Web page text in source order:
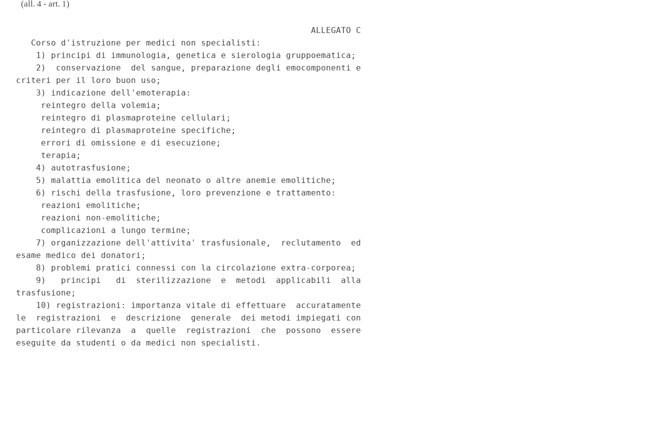
(all. 4 - art. 1)
                                                           ALLEGATO C
   Corso d'istruzione per medici non specialisti:
    1) principi di immunologia, genetica e sierologia gruppoematica;
    2)  conservazione  del sangue, preparazione degli emocomponenti e
criteri per il loro buon uso;
    3) indicazione dell'emoterapia:
     reintegro della volemia;
     reintegro di plasmaproteine cellulari;
     reintegro di plasmaproteine specifiche;
     errori di omissione e di esecuzione;
     terapia;
    4) autotrasfusione;
    5) malattia emolitica del neonato o altre anemie emolitiche;
    6) rischi della trasfusione, loro prevenzione e trattamento:
     reazioni emolitiche;
     reazioni non-emolitiche;
     complicazioni a lungo termine;
    7) organizzazione dell'attivita' trasfusionale,  reclutamento  ed
esame medico dei donatori;
    8) problemi pratici connessi con la circolazione extra-corporea;
    9)   principi   di  sterilizzazione  e  metodi  applicabili  alla
trasfusione;
    10) registrazioni: importanza vitale di effettuare  accuratamente
le  registrazioni  e  descrizione  generale  dei metodi impiegati con
particolare rilevanza  a  quelle  registrazioni  che  possono  essere